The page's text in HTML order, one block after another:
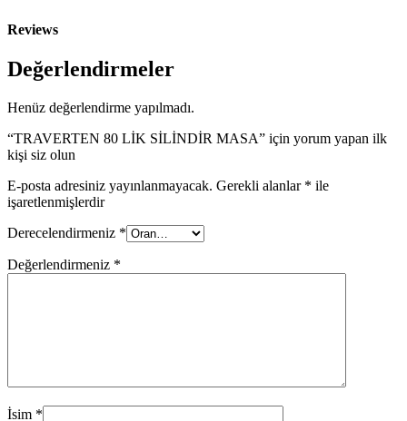
Reviews
Değerlendirmeler
Henüz değerlendirme yapılmadı.
“TRAVERTEN 80 LİK SİLİNDİR MASA” için yorum yapan ilk
kişi siz olun
E-posta adresiniz yayınlanmayacak. Gerekli alanlar * ile
işaretlenmişlerdir
Derecelendirmeniz *
Değerlendirmeniz *
İsim *